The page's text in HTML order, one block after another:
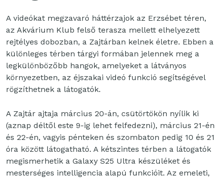
A videókat megzavaró háttérzajok az Erzsébet téren,
az Akvárium Klub felső terasza mellett elhelyezett
rejtélyes dobozban, a Zajtárban kelnek életre. Ebben a
különleges térben tárgyi formában jelennek meg a
legkülönbözőbb hangok, amelyeket a látványos
környezetben, az éjszakai videó funkció segítségével
rögzíthetnek a látogatók.
A Zajtár ajtaja március 20-án, csütörtökön nyílik ki
(aznap déltől este 9-ig lehet felfedezni), március 21-én
és 22-én, vagyis pénteken és szombaton pedig 10 és 21
óra között látogatható. A kétszintes térben a látogatók
megismerhetik a Galaxy S25 Ultra készüléket és
mesterséges intelligencia alapú funkcióit. Az emeleti,